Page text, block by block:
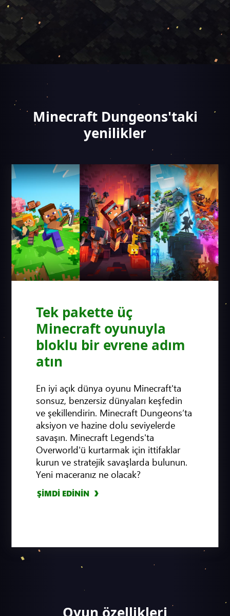
Minecraft Dungeons'taki
yenilikler
Tek pakette üç
Minecraft oyunuyla
bloklu bir evrene adım
atın
En iyi açık dünya oyunu Minecraft'ta
sonsuz, benzersiz dünyaları keşfedin
ve şekillendirin. Minecraft Dungeons’ta
aksiyon ve hazine dolu seviyelerde
savaşın. Minecraft Legends'ta
Overworld'ü kurtarmak için ittifaklar
kurun ve stratejik savaşlarda bulunun.
Yeni maceranız ne olacak?
ŞİMDİ EDİNİN